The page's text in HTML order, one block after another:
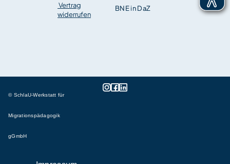
BNE in DaZ
Vertrag
widerrufen
© SchlaU-Werkstatt für
Migrationspädagogik
gGmbH